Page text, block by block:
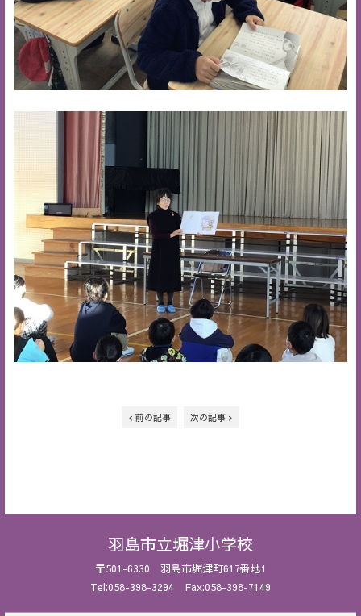
< 前の記事 次の記事 >
羽島市立堀津小学校
〒501-6330 羽島市堀津町617番地1
Tel:058-398-3294 Fax:058-398-7149